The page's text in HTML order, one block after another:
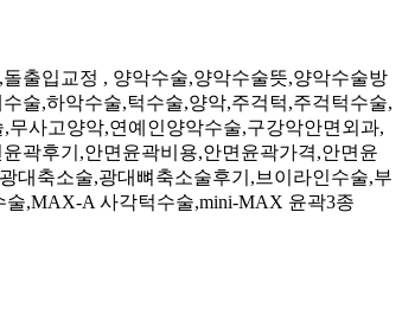
출입교정 , 양악수술,양악수술뜻,양악수술방
술,하악수술,턱수술,양악,주걱턱,주걱턱수술,
사고양악,연예인양악수술,구강악안면외과,
곽후기,안면윤곽비용,안면윤곽가격,안면윤
대축소술,광대뼈축소술후기,브이라인수술,부
,MAX-A 사각턱수술,mini-MAX 윤곽3종